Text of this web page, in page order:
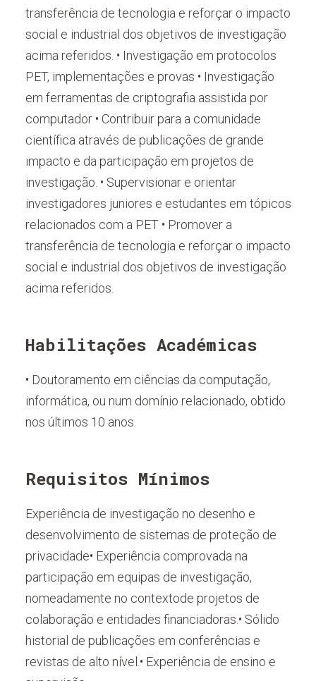
transferência de tecnologia e reforçar o impacto
social e industrial dos objetivos de investigação
acima referidos. • Investigação em protocolos
PET, implementações e provas • Investigação
em ferramentas de criptografia assistida por
computador • Contribuir para a comunidade
científica através de publicações de grande
impacto e da participação em projetos de
investigação. • Supervisionar e orientar
investigadores juniores e estudantes em tópicos
relacionados com a PET • Promover a
transferência de tecnologia e reforçar o impacto
social e industrial dos objetivos de investigação
acima referidos.
Habilitações Académicas
• Doutoramento em ciências da computação,
informática, ou num domínio relacionado, obtido
nos últimos 10 anos.
Requisitos Mínimos
Experiência de investigação no desenho e
desenvolvimento de sistemas de proteção de
privacidade• Experiência comprovada na
participação em equipas de investigação,
nomeadamente no contextode projetos de
colaboração e entidades financiadoras.• Sólido
historial de publicações em conferências e
revistas de alto nível.• Experiência de ensino e